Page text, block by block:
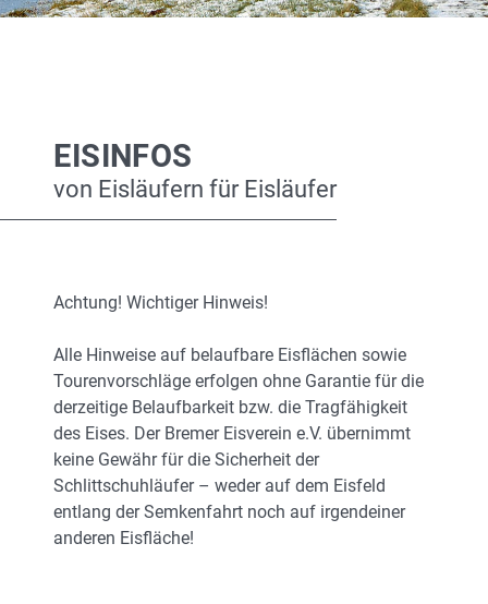
EISINFOS
von Eisläufern für Eisläufer
Achtung! Wichtiger Hinweis!
Alle Hinweise auf belaufbare Eisflächen sowie
Tourenvorschläge erfolgen ohne Garantie für die
derzeitige Belaufbarkeit bzw. die Tragfähigkeit
des Eises. Der Bremer Eisverein e.V. übernimmt
keine Gewähr für die Sicherheit der
Schlittschuhläufer – weder auf dem Eisfeld
entlang der Semkenfahrt noch auf irgendeiner
anderen Eisfläche!